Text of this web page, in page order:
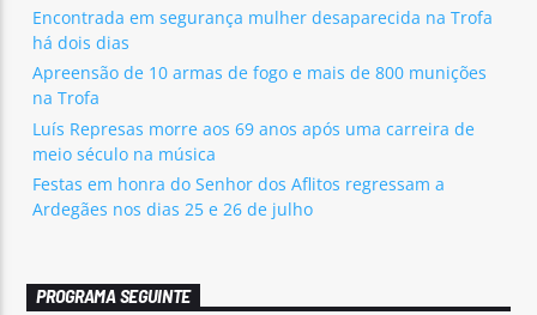
Encontrada em segurança mulher desaparecida na Trofa
há dois dias
Apreensão de 10 armas de fogo e mais de 800 munições
na Trofa
Luís Represas morre aos 69 anos após uma carreira de
meio século na música
Festas em honra do Senhor dos Aflitos regressam a
Ardegães nos dias 25 e 26 de julho
PROGRAMA SEGUINTE